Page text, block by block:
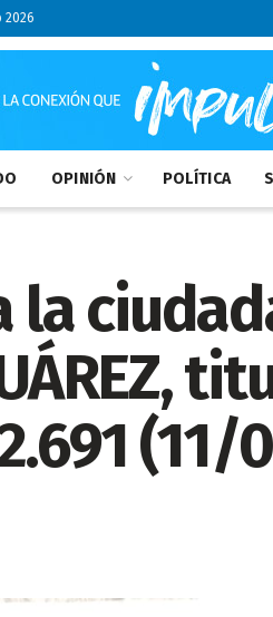
2026
OPINIÓN POLÍTICA
(11/